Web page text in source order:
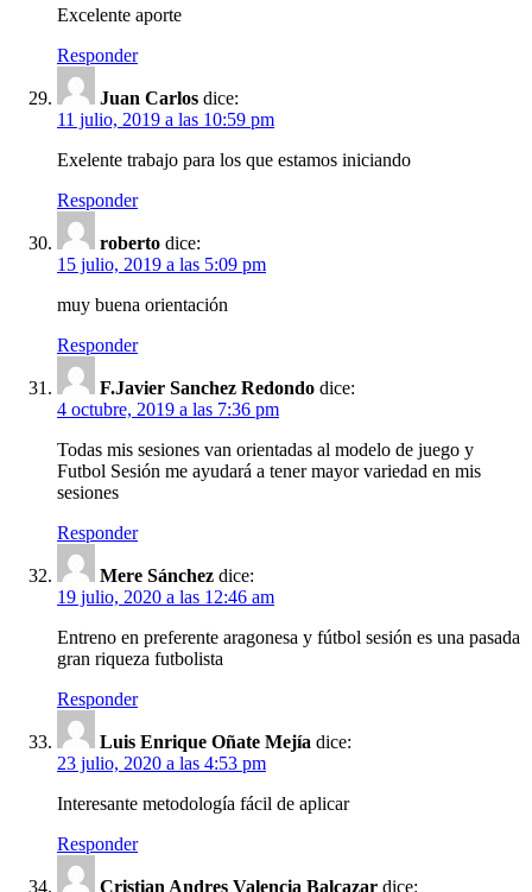
Excelente aporte
Responder
Juan Carlos dice:
11 julio, 2019 a las 10:59 pm
Exelente trabajo para los que estamos iniciando
Responder
roberto dice:
15 julio, 2019 a las 5:09 pm
muy buena orientación
Responder
F.Javier Sanchez Redondo dice:
4 octubre, 2019 a las 7:36 pm
Todas mis sesiones van orientadas al modelo de juego y
Futbol Sesión me ayudará a tener mayor variedad en mis
sesiones
Responder
Mere Sánchez dice:
19 julio, 2020 a las 12:46 am
Entreno en preferente aragonesa y fútbol sesión es una pasada
gran riqueza futbolista
Responder
Luis Enrique Oñate Mejía dice:
23 julio, 2020 a las 4:53 pm
Interesante metodología fácil de aplicar
Responder
Cristian Andres Valencia Balcazar dice: